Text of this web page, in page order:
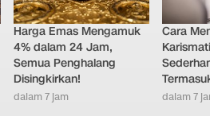
Harga Emas Mengamuk
4% dalam 24 Jam,
Semua Penghalang
Disingkirkan!
dalam 7 jam
Cara
dalam 7